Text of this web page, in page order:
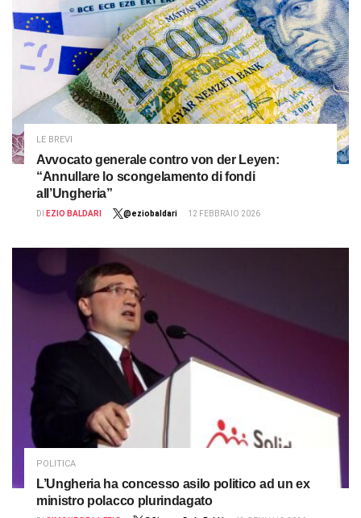
LE BREVI
Avvocato generale contro von der Leyen:
“Annullare lo scongelamento di fondi
all’Ungheria”
DI EZIO BALDARI @eziobaldari 12 FEBBRAIO 2026
POLITICA
L’Ungheria ha concesso asilo politico ad un ex
ministro polacco plurindagato